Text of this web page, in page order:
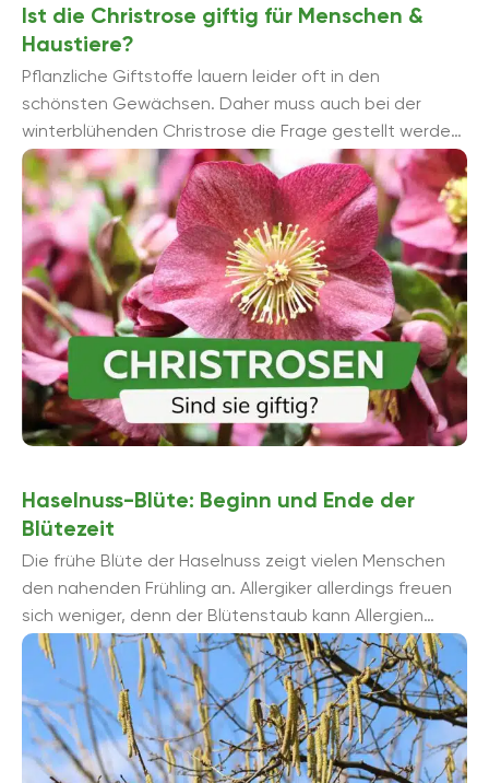
Ist die Christrose giftig für Menschen &
Haustiere?
Pflanzliche Giftstoffe lauern leider oft in den
schönsten Gewächsen. Daher muss auch bei der
winterblühenden Christrose die Frage gestellt werden,
ob sie für Haustiere und Menschen ...
Haselnuss-Blüte: Beginn und Ende der
Blütezeit
Die frühe Blüte der Haselnuss zeigt vielen Menschen
den nahenden Frühling an. Allergiker allerdings freuen
sich weniger, denn der Blütenstaub kann Allergien
auslösen. Erfahren Sie, ...